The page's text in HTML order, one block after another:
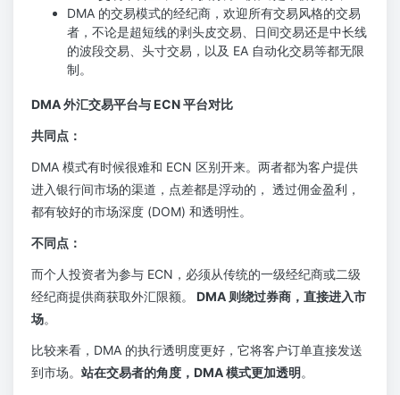
DMA 的交易模式的经纪商，欢迎所有交易风格的交易
者，不论是超短线的剥头皮交易、日间交易还是中长线
的波段交易、头寸交易，以及 EA 自动化交易等都无限
制。
DMA 外汇交易平台与 ECN 平台对比
共同点：
DMA 模式有时候很难和 ECN 区别开来。两者都为客户提供
进入银行间市场的渠道，点差都是浮动的， 透过佣金盈利，
都有较好的市场深度 (DOM) 和透明性。
不同点：
而个人投资者为参与 ECN，必须从传统的一级经纪商或二级
经纪商提供商获取外汇限额。
DMA 则绕过券商，直接进入市
场。
比较来看，DMA 的执行透明度更好，它将客户订单直接发送
到市场。 站在交易者的角度，DMA 模式更加透明。